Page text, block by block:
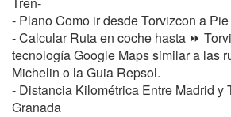
- Plano Como ir desde Torvizcon a
- Calcular Ruta en coche hasta ⏩
tecnología Google Maps similar a las
Michelin o la Guia Repsol.
- Distancia Kilométrica Entre Madrid y
Granada